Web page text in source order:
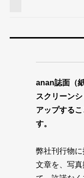
anan誌面（
スクリーン
アップする
す。
弊社刊行物
文章を、写